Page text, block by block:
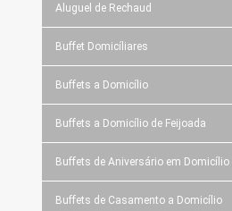
Aluguel de Rechaud
Buffet Domicíliares
Buffets a Domicílio
Buffets a Domicílio de Feijoada
Buffets de Aniversário em Domicílio
Buffets de Casamento a Domicílio